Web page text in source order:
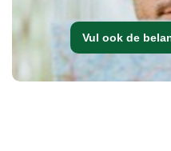
Vul ook de